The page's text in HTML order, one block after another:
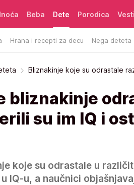
Beba Dete
Hrana i recepti za decu Nega deteta
Porodica Vesti
Bliznakinje koje su odrastale
bliznakinje
su im IQ i
koje su odrastale u
IQ-u, a naučnici